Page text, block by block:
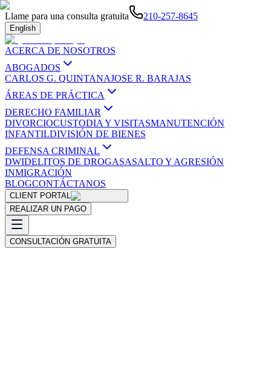
Llame para una consulta gratuita 210-257-8645
English
ACERCA DE NOSOTROS
ABOGADOS
CARLOS G. QUINTANAJOSE R. BARAJAS
ÁREAS DE PRÁCTICA
DERECHO FAMILIAR
DIVORCIOCUSTODIA Y VISITASMANUTENCIÓN
INFANTILDIVISIÓN DE BIENES
DEFENSA CRIMINAL
DWIDELITOS DE DROGASASALTO Y AGRESIÓN
INMIGRACIÓN
BLOGCONTÁCTANOS
CLIENT PORTAL
REALIZAR UN PAGO
CONSULTACIÓN GRATUITA